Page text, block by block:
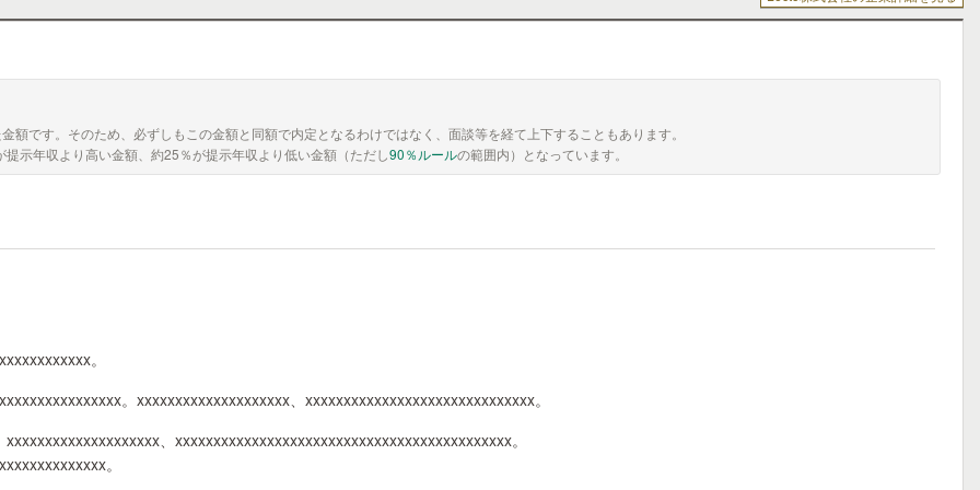
です。そのため、必ずしもこの金額と同額で内定となるわけではなく、面談等を経て上下することもあります。
示年収より高い金額、約25％が提示年収より低い金額（ただし90％ルールの範囲内）となっています。
。
。xxxxxxxxxxxxxxxxxxxx、xxxxxxxxxxxxxxxxxxxxxxxxxxxxxx。
、xxxxxxxxxxxxxxxxxxxxxxxxxxxxxxxxxxxxxxxxxxxx。
。